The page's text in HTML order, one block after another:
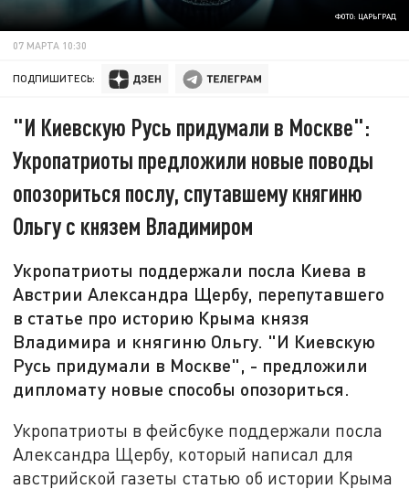
ФОТО: ЦАРЬГРАД
07 МАРТА 10:30
ПОДПИШИТЕСЬ:
"И Киевскую Русь придумали в Москве":
Укропатриоты предложили новые поводы
опозориться послу, спутавшему княгиню
Ольгу с князем Владимиром
Укропатриоты поддержали посла Киева в
Австрии Александра Щербу, перепутавшего
в статье про историю Крыма князя
Владимира и княгиню Ольгу. "И Киевскую
Русь придумали в Москве", - предложили
дипломату новые способы опозориться.
Укропатриоты в фейсбуке поддержали посла
Александра Щербу, который написал для
австрийской газеты статью об истории Крыма